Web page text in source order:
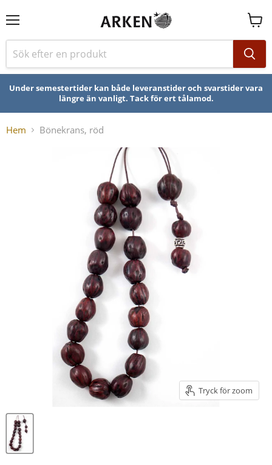
Se
Under semestertider kan både leveranstider och svarstider vara
längre än vanligt. Tack för ert tålamod.
Hem Bönekrans, röd
Tryck för zoom